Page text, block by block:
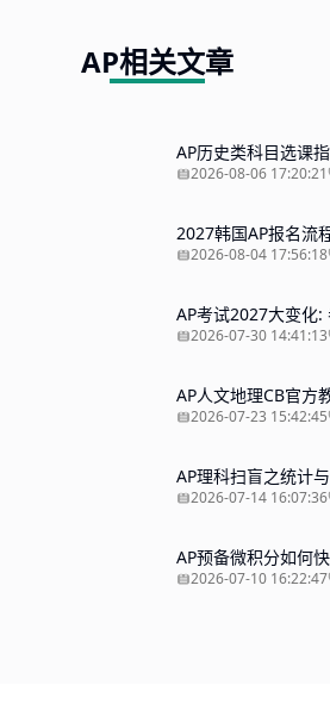
AP相关文章
AP历史类科目选课
2026-08-06 17:20:21
2027韩国AP报名流
2026-08-04 17:56:18
AP考试2027大变化
2026-07-30 14:41:13
AP人文地理CB官方
2026-07-23 15:42:45
AP理科扫盲之统计
2026-07-14 16:07:36
AP预备微积分如何
2026-07-10 16:22:47